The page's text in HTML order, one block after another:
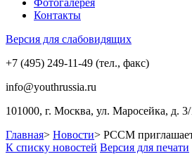
Фотогалерея
Контакты
Версия для слабовидящих
+7 (495) 249-11-49 (тел., факс)
info@youthrussia.ru
101000, г. Москва, ул. Маросейка, д.
Главная> Новости> РССМ приглашает
К списку новостей Версия для печати